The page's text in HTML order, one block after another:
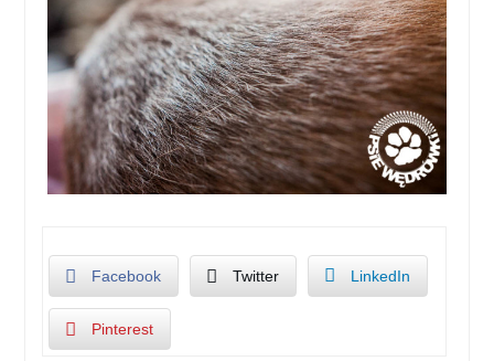
Facebook Twitter LinkedIn
Pinterest